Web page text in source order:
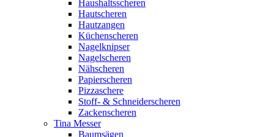
Haushaltsscheren
Hautscheren
Hautzangen
Küchenscheren
Nagelknipser
Nagelscheren
Nähscheren
Papierscheren
Pizzaschere
Stoff- & Schneiderscheren
Zackenscheren
Tina Messer
Baumsägen